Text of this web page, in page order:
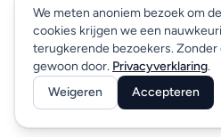
© 2026 GISArts. Alle
We meten anoniem bezoek om
cookies krijgen we een
terugkerende bezoekers.
gewoon door. Privacyverklaring.
Weigeren
Accepteren